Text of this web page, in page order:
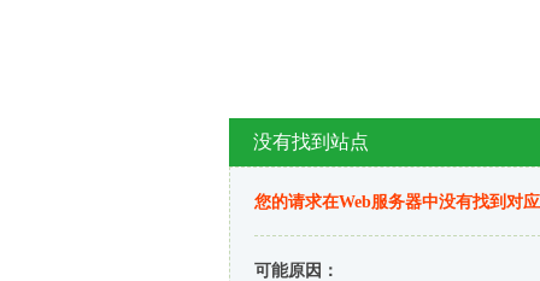
没有找到站点
您的请求在Web服务器中没有找到对
可能原因：